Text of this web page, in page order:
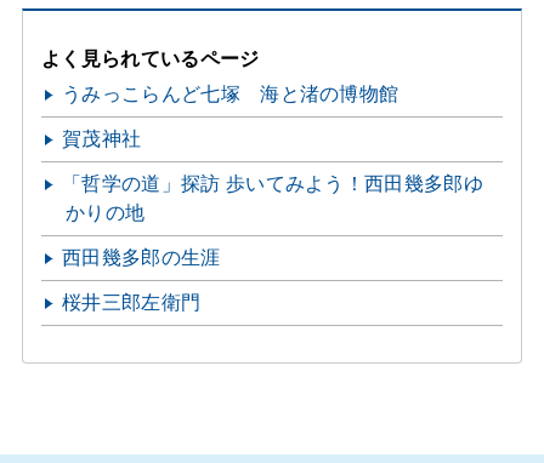
よく見られているページ
うみっこらんど七塚 海と渚の博物館
賀茂神社
「哲学の道」探訪 歩いてみよう！西田幾多郎ゆ
かりの地
西田幾多郎の生涯
桜井三郎左衛門